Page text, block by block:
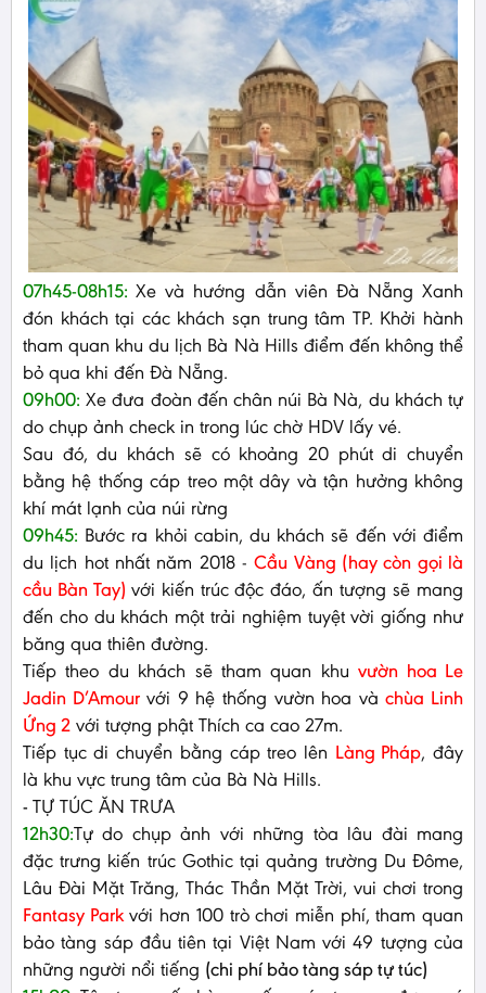
07h45-08h15:Xe và hướng dẫn viên Đà Nẵng Xanh
đón khách tại các khách sạn trung tâm TP. Khởi hành
tham quan khu du lịch Bà Nà Hills điểm đến không thể
bỏ qua khi đến Đà Nẵng.
09h00: Xe đưa đoàn đến chân núi Bà Nà, du khách tự
do chụp ảnh check in trong lúc chờ HDV lấy vé.
Sau đó, du khách sẽ có khoảng 20 phút di chuyển
bằng hệ thống cáp treo một dây và tận hưởng không
khí mát lạnh của núi rừng
09h45: Bước ra khỏi cabin, du khách sẽ đến với điểm
du lịch hot nhất năm 2018 -Cầu Vàng (hay còn gọi là
cầu Bàn Tay) với kiến trúc độc đáo, ấn tượng sẽ mang
đến cho du khách một trải nghiệm tuyệt vời giống như
băng qua thiên đường.
Tiếp theo du khách sẽ tham quan khuvườn hoa Le
Jadin D’Amourvới 9 hệ thống vườn hoa vàchùa Linh
Ứng 2 với tượng phật Thích ca cao 27m.
Tiếp tục di chuyển bằng cáp treo lên Làng Pháp, đây
là khu vực trung tâm của Bà Nà Hills.
- TỰ TÚC ĂN TRƯA
12h30:Tự do chụp ảnh với những tòa lâu đài mang
đặc trưng kiến trúc Gothic tại quảng trường Du Đôme,
Lâu Đài Mặt Trăng, Thác Thần Mặt Trời, vui chơi trong
Fantasy Parkvới hơn 100 trò chơi miễn phí, tham quan
bảo tàng sáp đầu tiên tại Việt Nam với 49 tượng của
những người nổi tiếng (chi phí bảo tàng sáp tự túc)